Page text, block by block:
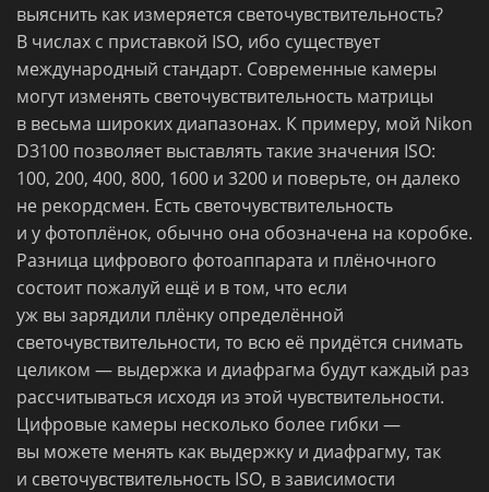
выяснить как измеряется светочувствительность?
В числах с приставкой ISO, ибо существует
международный стандарт. Современные камеры
могут изменять светочувствительность матрицы
в весьма широких диапазонах. К примеру, мой Nikon
D3100 позволяет выставлять такие значения ISO:
100, 200, 400, 800, 1600 и 3200 и поверьте, он далеко
не рекордсмен. Есть светочувствительность
и у фотоплёнок, обычно она обозначена на коробке.
Разница цифрового фотоаппарата и плёночного
состоит пожалуй ещё и в том, что если
уж вы зарядили плёнку определённой
светочувствительности, то всю её придётся снимать
целиком — выдержка и диафрагма будут каждый раз
рассчитываться исходя из этой чувствительности.
Цифровые камеры несколько более гибки —
вы можете менять как выдержку и диафрагму, так
и светочувствительность ISO, в зависимости